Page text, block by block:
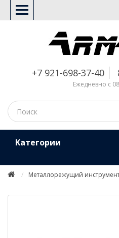
+7 921-698-37-40
Ежедневно с
Kатегории
Металлорежущий